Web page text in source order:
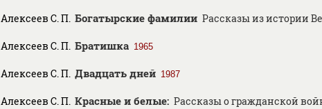
Алексеев С. П. Богатырские фамилии Рассказы из истории
Алексеев С. П. Братишка 1965
Алексеев С. П. Двадцать дней 1987
Алексеев С. П. Красные и белые: Рассказы о гражданской